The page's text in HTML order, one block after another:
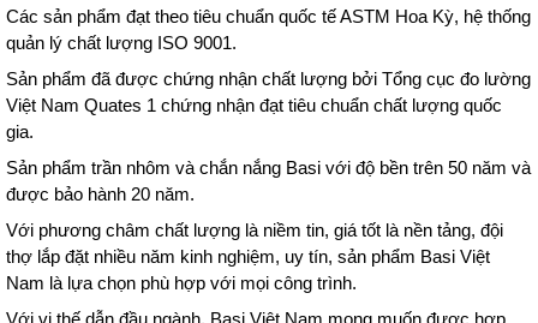
Các sản phẩm đạt theo tiêu chuẩn quốc tế ASTM Hoa Kỳ, hệ thống
quản lý chất lượng ISO 9001.
Sản phẩm đã được chứng nhận chất lượng bởi Tổng cục đo lường
Việt Nam Quates 1 chứng nhận đạt tiêu chuẩn chất lượng quốc
gia.
Sản phẩm trần nhôm và chắn nắng Basi với độ bền trên 50 năm và
được bảo hành 20 năm.
Với phương châm chất lượng là niềm tin, giá tốt là nền tảng, đội
thợ lắp đặt nhiều năm kinh nghiệm, uy tín, sản phẩm Basi Việt
Nam là lựa chọn phù hợp với mọi công trình.